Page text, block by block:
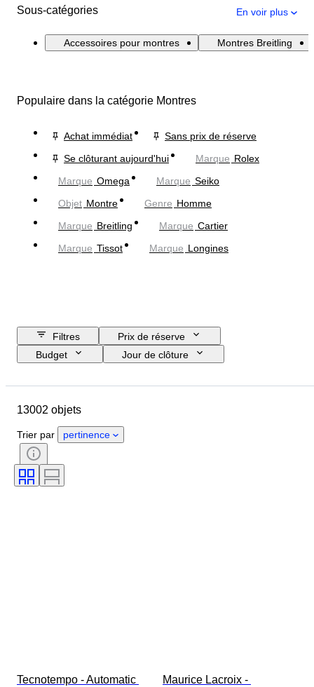
Sous-catégories En voir plus
Accessoires pour montres Montres Breitling
Populaire dans la catégorie Montres
Achat immédiat
Sans prix de réserve
Se clôturant aujourd'hui
Marque Rolex
Marque Omega Marque Seiko
Objet Montre Genre Homme
Marque Breitling Marque Cartier
Marque Tissot Marque Longines
Filtres
Prix de réserve
Budget
Jour de clôture
Longueur du bracelet de montre
Pays d’origine
Genre
État
Certificat
Langue
13002 objets
Trier par pertinence
Tecnotempo - Automatic
Maurice Lacroix -